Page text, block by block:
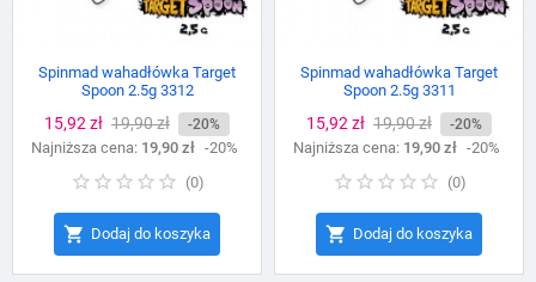
Spinmad wahadłówka Target
Spoon 2.5g 3312
Cena
15,92 zł Cena
podstawowa
19,90 zł -20%
Najniższa cena: 19,90 zł -20%
(0)
 Dodaj do koszyka
Spinmad wahadłówka Target
Spoon 2.5g 3311
Cena
15,92 zł Cena
podstawowa
19,90 zł -20%
Najniższa cena: 19,90 zł -20%
(0)
 Dodaj do koszyka